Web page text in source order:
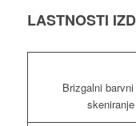
LASTNOSTI
Brizgalni